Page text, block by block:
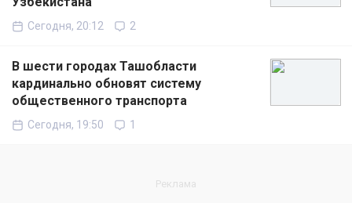
Сегодня, 20:12 2
В шести городах Ташобласти
кардинально обновят систему
общественного транспорта
Сегодня, 19:50 1